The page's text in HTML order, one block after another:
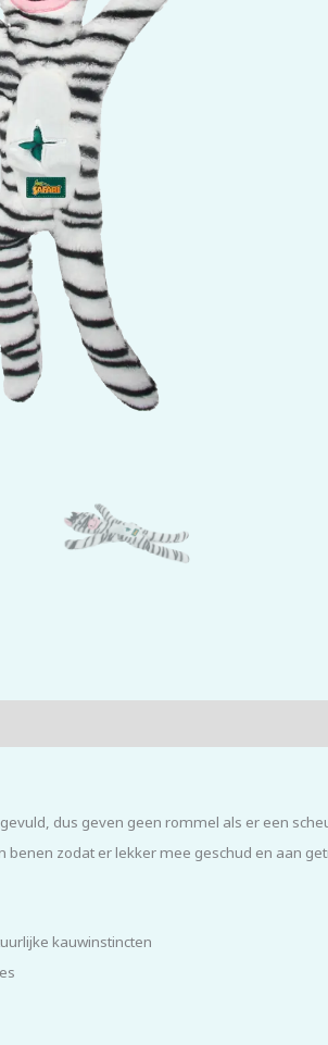
dus geven geen rommel als er een
benen zodat er lekker mee geschud en aan
kauwinstincten